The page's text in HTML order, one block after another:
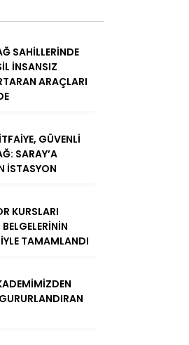
SAHİLLERİNDE
İNSANSIZ
ARAÇLARI
GÜVENLİ
SARAY’A
İSTASYON
KURSLARI
TAMAMLANDI